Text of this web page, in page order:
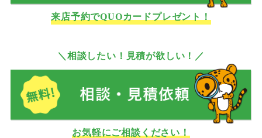
来店予約でQUOカードプレゼント！
＼相談したい！見積が欲しい！／
お気軽にご相談ください！